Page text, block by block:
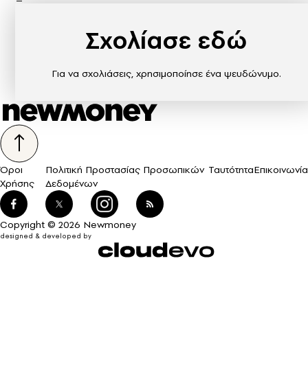
Σχολίασε εδώ
Για να σχολιάσεις, χρησιμοποίησε ένα ψευδώνυμο.
Όροι
Χρήσης
Πολιτική Προστασίας Προσωπικών
Δεδομένων
ΤαυτότηταΕπικοινωνία
Copyright © 2026 Newmoney
designed & developed by